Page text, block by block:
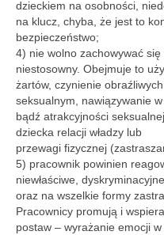
dzieckiem na osobności,
na klucz, chyba, że jest to
bezpieczeństwo;
4) nie wolno zachowywać
niestosowny. Obejmuje to
żartów, czynienie
seksualnym, nawiązywanie
bądź atrakcyjności
dziecka relacji władzy lub
przewagi fizycznej
5) pracownik powinien
niewłaściwe,
oraz na wszelkie formy
Pracownicy promują i
postaw – wyrażanie emocji